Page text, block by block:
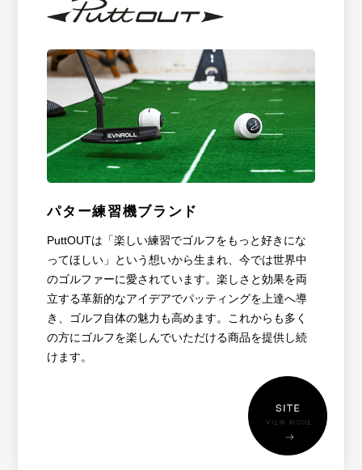
パター練習機ブランド
PuttOUTは「楽しい練習でゴルフをもっと好きにな
ってほしい」という想いから生まれ、今では世界中
のゴルファーに愛されています。楽しさと効果を両
立する革新的なアイデアでパッティングを上達へ導
き、ゴルフ自体の魅力も高めます。これからも多く
の方にゴルフを楽しんでいただける商品を提供し続
けます。